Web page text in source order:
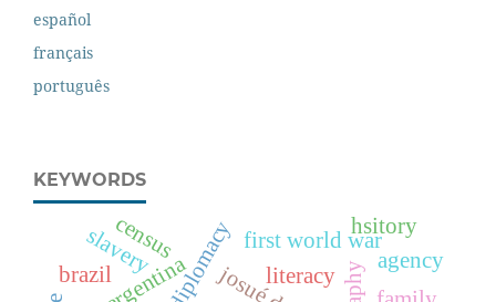
español
français
português
KEYWORDS
literacy
diplomacy
argentina
first world war
brazil
census
slavery agency
hsitory